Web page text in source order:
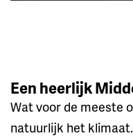
Een heerlijk
Wat voor de meeste
natuurlijk het